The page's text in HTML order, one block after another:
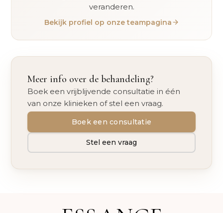
veranderen.
Bekijk profiel op onze teampagina
Meer info over de behandeling?
Boek een vrijblijvende consultatie in één
van onze klinieken of stel een vraag.
Boek een consultatie
Stel een vraag